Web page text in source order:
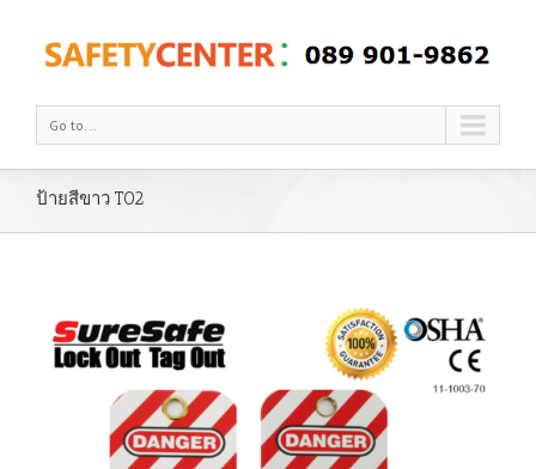
Go to...
ป้ายสีขาว T02